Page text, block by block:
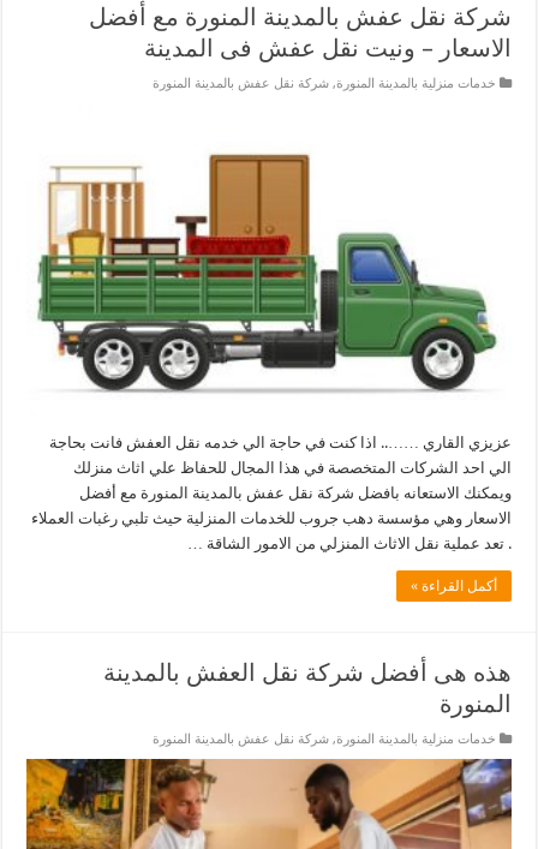
شركة نقل عفش بالمدينة المنورة مع أفضل
الاسعار – ونيت نقل عفش فى المدينة
خدمات منزلية بالمدينة المنورة,شركة نقل عفش بالمدينة المنورة
عزيزي القاري …….. اذا كنت في حاجة الي خدمه نقل العفش فانت بحاجة
الي احد الشركات المتخصصة في هذا المجال للحفاظ علي اثاث منزلك
ويمكنك الاستعانه بافضل شركة نقل عفش بالمدينة المنورة مع أفضل
الاسعار وهي مؤسسة دهب جروب للخدمات المنزلية حيث تلبي رغبات العملاء
. تعد عملية نقل الاثاث المنزلي من الامور الشاقة …
أكمل القراءة »
هذه هى أفضل شركة نقل العفش بالمدينة
المنورة
خدمات منزلية بالمدينة المنورة,شركة نقل عفش بالمدينة المنورة